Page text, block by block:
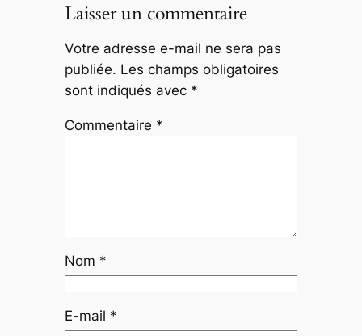
Laisser un commentaire
Votre adresse e-mail ne sera pas
publiée. Les champs obligatoires
sont indiqués avec *
Commentaire *
Nom *
E-mail *